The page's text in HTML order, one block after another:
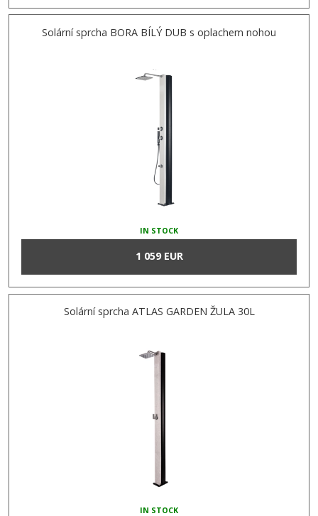
Solární sprcha BORA BÍLÝ DUB s oplachem nohou
IN STOCK
1 059 EUR
Solární sprcha ATLAS GARDEN ŽULA 30L
IN STOCK